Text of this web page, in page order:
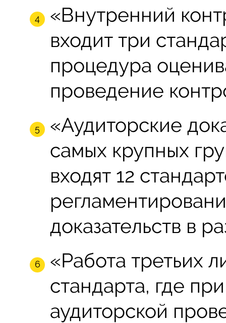
«Внутренний
входит три
процедура
проведение
«Аудиторские
самых крупных
входят 12
доказательств в
«Работа третьих
стандарта, где
аудиторской